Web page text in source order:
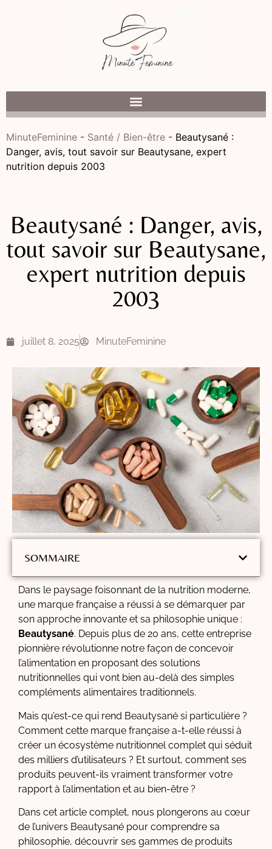
MinuteFeminine - Santé / Bien-être - Beautysané :
Danger, avis, tout savoir sur Beautysane, expert
nutrition depuis 2003
Beautysané : Danger, avis,
tout savoir sur Beautysane,
expert nutrition depuis
2003
juillet 8, 2025 MinuteFeminine
SOMMAIRE
Dans le paysage foisonnant de la nutrition moderne,
une marque française a réussi à se démarquer par
son approche innovante et sa philosophie unique :
Beautysané. Depuis plus de 20 ans, cette entreprise
pionnière révolutionne notre façon de concevoir
l’alimentation en proposant des solutions
nutritionnelles qui vont bien au-delà des simples
compléments alimentaires traditionnels.
Mais qu’est-ce qui rend Beautysané si particulière ?
Comment cette marque française a-t-elle réussi à
créer un écosystème nutritionnel complet qui séduit
des milliers d’utilisateurs ? Et surtout, comment ses
produits peuvent-ils vraiment transformer votre
rapport à l’alimentation et au bien-être ?
Dans cet article complet, nous plongerons au cœur
de l’univers Beautysané pour comprendre sa
philosophie, découvrir ses gammes de produits